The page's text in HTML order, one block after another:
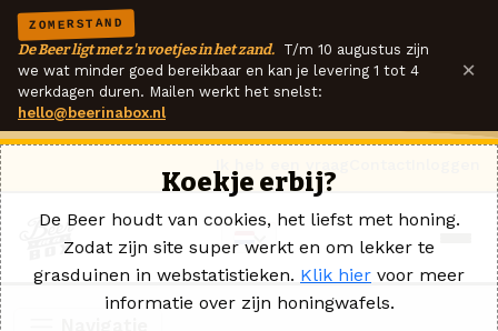
ZOMERSTAND
De Beer ligt met z'n voetjes in het zand. T/m 10 augustus zijn
we wat minder goed bereikbaar en kan je levering 1 tot 4
werkdagen duren. Mailen werkt het snelst:
hello@beerinabox.nl
×
Koekje erbij?
De Beer houdt van cookies, het liefst met honing.
Zodat zijn site super werkt en om lekker te
grasduinen in webstatistieken. Klik hier voor meer
informatie over zijn honingwafels.